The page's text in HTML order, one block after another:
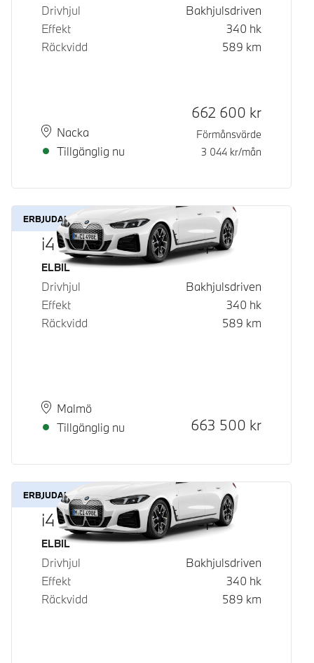
Drivhjul
Bakhjulsdriven
Effekt
340 hk
Räckvidd
589 km
PlatsNacka
Leveranstid
Tillgänglig nu
Kontantpris
662 600 kr
Förmånsvärde
3 044 kr/mån
ERBJUDANDE
i4 eDrive40 Gran Coupé
Bränsle
ELBIL
Drivhjul
Bakhjulsdriven
Effekt
340 hk
Räckvidd
589 km
PlatsMalmö
Leveranstid
Tillgänglig nu
Kontantpris
663 500 kr
ERBJUDANDE
i4 eDrive40 Gran Coupé
Bränsle
ELBIL
Drivhjul
Bakhjulsdriven
Effekt
340 hk
Räckvidd
589 km